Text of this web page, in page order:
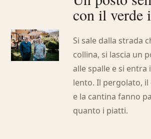
con il verde
Si sale dalla strada
collina, si lascia un
alle spalle e si
lento. Il pergolato, il
e la cantina fanno
quanto i piatti.